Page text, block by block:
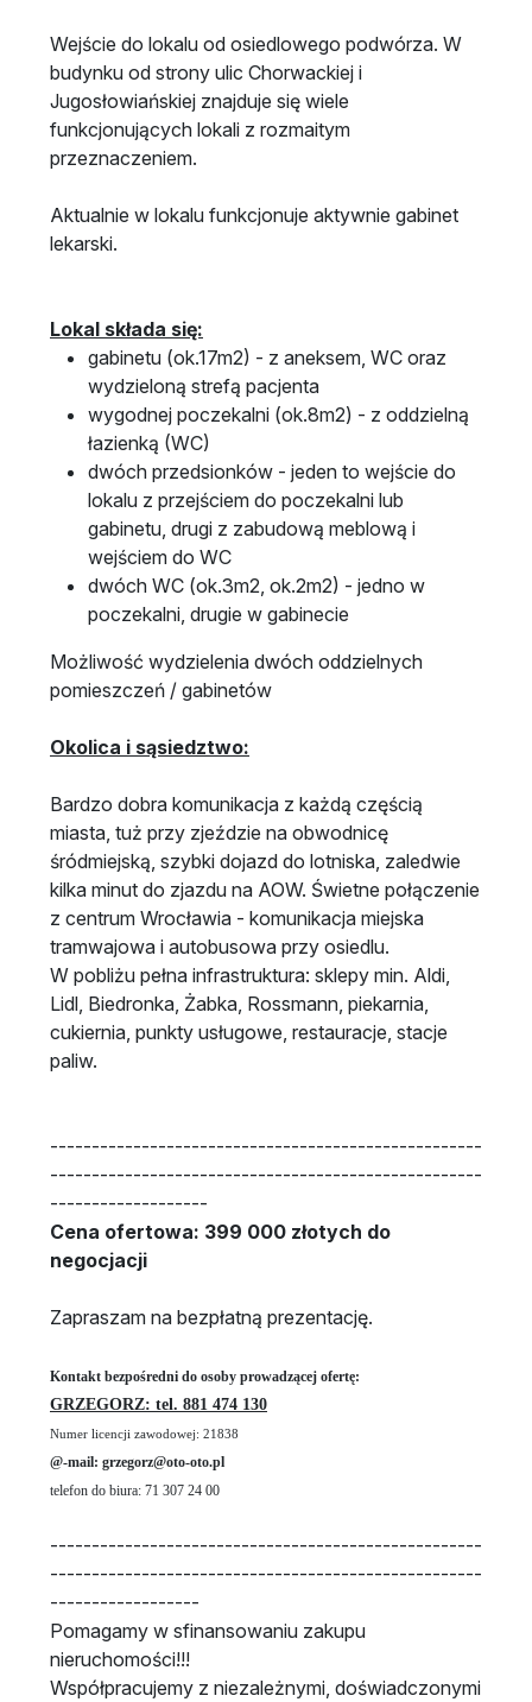
Wejście do lokalu od osiedlowego podwórza. W
budynku od strony ulic Chorwackiej i
Jugosłowiańskiej znajduje się wiele
funkcjonujących lokali z rozmaitym
przeznaczeniem.
Aktualnie w lokalu funkcjonuje aktywnie gabinet
lekarski.
Lokal składa się:
gabinetu (ok.17m2) - z aneksem, WC oraz
wydzieloną strefą pacjenta
wygodnej poczekalni (ok.8m2) - z oddzielną
łazienką (WC)
dwóch przedsionków - jeden to wejście do
lokalu z przejściem do poczekalni lub
gabinetu, drugi z zabudową meblową i
wejściem do WC
dwóch WC (ok.3m2, ok.2m2) - jedno w
poczekalni, drugie w gabinecie
Możliwość wydzielenia dwóch oddzielnych
pomieszczeń / gabinetów
Okolica i sąsiedztwo:
Bardzo dobra komunikacja z każdą częścią
miasta, tuż przy zjeździe na obwodnicę
śródmiejską, szybki dojazd do lotniska, zaledwie
kilka minut do zjazdu na AOW. Świetne połączenie
z centrum Wrocławia - komunikacja miejska
tramwajowa i autobusowa przy osiedlu.
W pobliżu pełna infrastruktura: sklepy min. Aldi,
Lidl, Biedronka, Żabka, Rossmann, piekarnia,
cukiernia, punkty usługowe, restauracje, stacje
paliw.
----------------------------------------------------
----------------------------------------------------
-------------------
Cena ofertowa: 399 000 złotych do
negocjacji
Zapraszam na bezpłatną prezentację.
Kontakt bezpośredni do osoby prowadzącej ofertę:
GRZEGORZ: tel. 881 474 130
Numer licencji zawodowej: 21838
@-mail: grzegorz@oto-oto.pl
telefon do biura: 71 307 24 00
----------------------------------------------------
----------------------------------------------------
------------------
Pomagamy w sfinansowaniu zakupu
nieruchomości!!!
Współpracujemy z niezależnymi, doświadczonymi